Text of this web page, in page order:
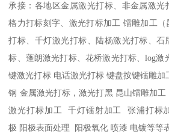
承接：各地区金属激光打标、非金属激光
格力打标刻字、激光打标加工 镭雕加工
打标、千灯激光打标、陆杨激光打标、石
标、蓬朗激光打标、花桥激光打标、log激
键激光打标 电话激光打标 键盘按键镭雕加
钢 金属激光打标，激光打黑 昆山镭雕加
激光打标加工 千灯镭射加工 张浦打标
极 阳极表面处理 阳极氧化 喷漆 电镀等等